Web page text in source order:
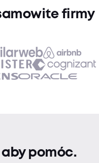
firmy
pomóc.